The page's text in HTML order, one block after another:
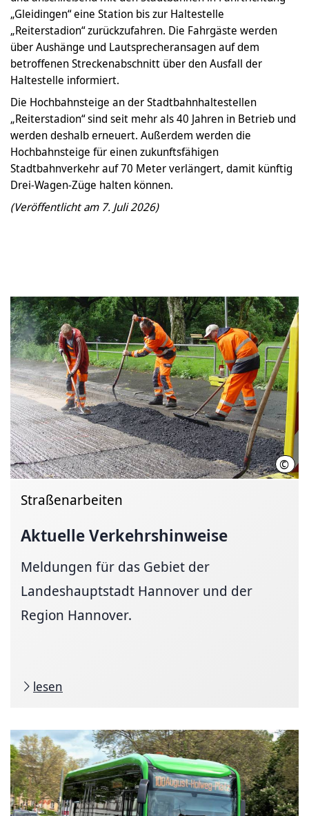
„Gleidingen“ eine Station bis zur Haltestelle
„Reiterstadion“ zurückzufahren. Die Fahrgäste werden
über Aushänge und Lautsprecheransagen auf dem
betroffenen Streckenabschnitt über den Ausfall der
Haltestelle informiert.
Die Hochbahnsteige an der Stadtbahnhaltestellen
„Reiterstadion“ sind seit mehr als 40 Jahren in Betrieb und
werden deshalb erneuert. Außerdem werden die
Hochbahnsteige für einen zukunftsfähigen
Stadtbahnverkehr auf 70 Meter verlängert, damit künftig
Drei-Wagen-Züge halten können.
(Veröffentlicht am 7. Juli 2026)
©
Straßenarbeiten
AktuelleVerkehrshinweise
Meldungen für das Gebiet der
Landeshauptstadt Hannover und der
Region Hannover.
lesen